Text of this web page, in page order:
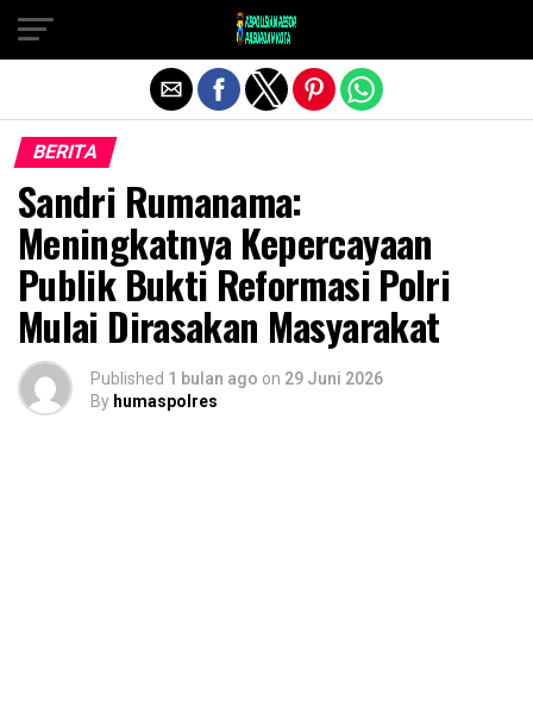
BERITA
Sandri Rumanama:
Meningkatnya Kepercayaan
Publik Bukti Reformasi Polri
Mulai Dirasakan Masyarakat
Published 1 bulan ago on 29 Juni 2026
By humaspolres
Exit mobile version